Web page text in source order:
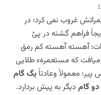
غروب نمی کرد؛ در
فراهم گشته در پئ
آهسته آهسته کم رمق
میافت که مستعمرهء طلایی
معمولاً وعادتاً یگ گام
دو گام دیگر به پیش بردارد.